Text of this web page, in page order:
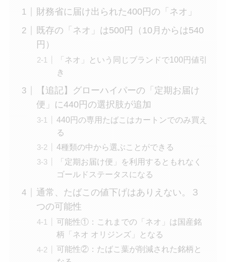
財務省に届け出られた400円の「ネオ」
既存の「ネオ」は500円（10月からは540
円）
「ネオ」という同じブランドで100円値引
き
【追記】グローハイパーの「定期お届け
便」に440円の選択肢が追加
440円の専用たばこはカートンでのみ買え
る
4種類の中から選ぶことができる
「定期お届け便」を利用するともれなく
ゴールドステータスになる
通常、たばこの値下げはありえない。３
つの可能性
可能性①：これまでの「ネオ」は国産銘
柄「ネオ オリジンズ」となる
可能性②：たばこ葉が削減された銘柄と